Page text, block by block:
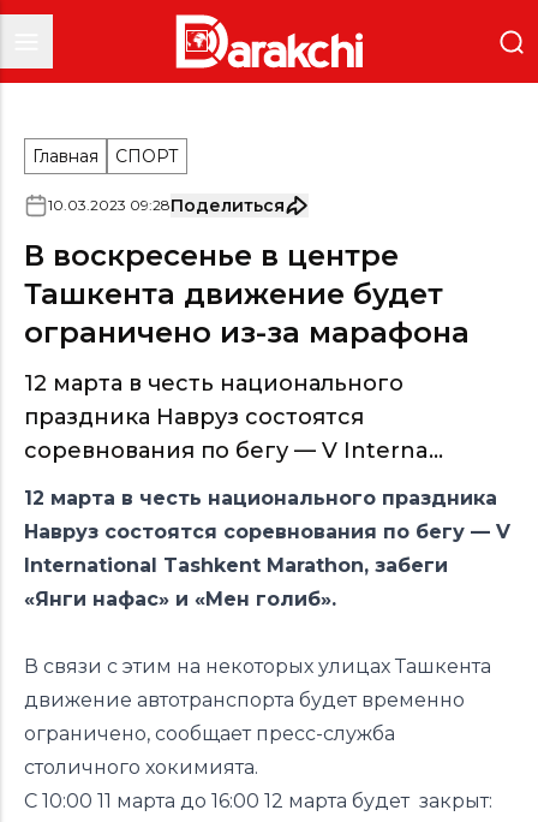
Главная СПОРТ
10.03.2023 09:28Поделиться
В воскресенье в центре
Ташкента движение будет
ограничено из-за марафона
12 марта в честь национального
праздника Навруз состоятся
соревнования по бегу — V Interna...
12 марта в честь национального праздника
Навруз состоятся соревнования по бегу — V
International Tashkent Marathon, забеги
«Янги нафас» и «Мен голиб».
В связи с этим на некоторых улицах Ташкента
движение автотранспорта будет временно
ограничено, сообщает пресс-служба
столичного хокимията.
С 10:00 11 марта до 16:00 12 марта будет закрыт: